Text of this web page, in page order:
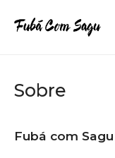
Sobre
Fubá com Sagu